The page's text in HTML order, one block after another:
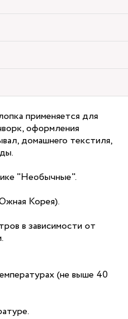
применяется для
оформления
домашнего текстиля,
"Необычные".
Корея).
в зависимости от
(не выше 40